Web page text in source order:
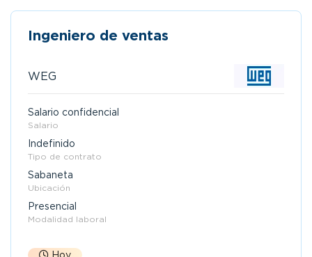
Ingeniero de ventas
WEG
Salario confidencial
Salario
Indefinido
Tipo de contrato
Sabaneta
Ubicación
Presencial
Modalidad laboral